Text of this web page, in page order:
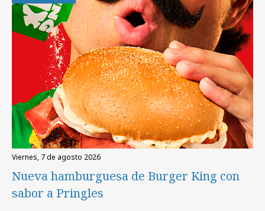
viernes, 7 de agosto 2026
Nueva hamburguesa de Burger King con
sabor a Pringles